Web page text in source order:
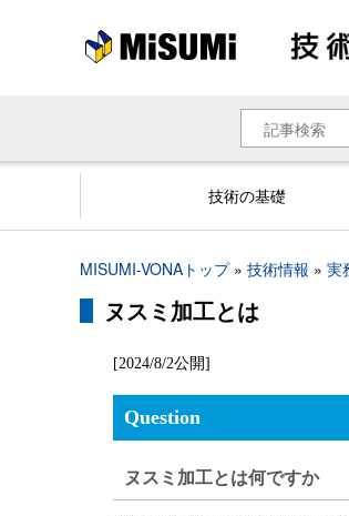
索
技術の基礎
パ
MISUMI-VONAトップ 技術情報 実
ヌスミ加工とは
[2024/8/2公開]
Question
ヌスミ加工とは何ですか